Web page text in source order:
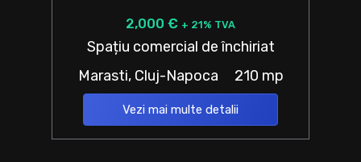
2,000 € + 21% TVA
Spațiu comercial de închiriat
Marasti, Cluj-Napoca
210 mp
Vezi mai multe detalii